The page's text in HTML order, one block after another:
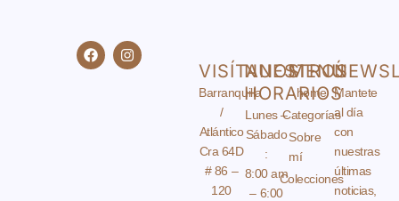
F
a
c
I
n
s
VISÍTANOS
Barranquilla
/
Atlántico
Cra 64D
# 86 –
120
NUESTROS
HORARIOS
Lunes –
Sábado
:
8:00 am
– 6:00
MENÚ
home
Categorías
Sobre
mí
Colecciones
Mantete
al día
con
nuestras
últimas
noticias,